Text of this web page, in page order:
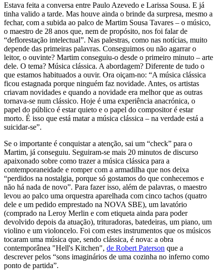
Estava feita a conversa entre Paulo Azevedo e Larissa Sousa. E já
tinha valido a tarde. Mas houve ainda o brinde da surpresa, mesmo a
fechar, com a subida ao palco de Martim Sousa Tavares – o músico,
o maestro de 28 anos que, nem de propósito, nos foi falar de
“deflorestação intelectual”. Nas palestras, como nas notícias, muito
depende das primeiras palavras. Conseguimos ou não agarrar o
leitor, o ouvinte? Martim conseguiu-o desde o primeiro minuto – arte
dele. O tema? Música clássica. A abordagem? Diferente de tudo o
que estamos habituados a ouvir. Ora oiçam-no: “A música clássica
ficou estagnada porque ninguém faz novidade. Antes, os artistas
criavam novidades e quando a novidade era melhor que as outras
tornava-se num clássico. Hoje é uma experiência anacrónica, o
papel do público é estar quieto e o papel do compositor é estar
morto. É isso que está matar a música clássica – na verdade está a
suicidar-se”.
Se o importante é conquistar a atenção, sai um “check” para o
Martim, já conseguiu. Seguiram-se mais 20 minutos de discurso
apaixonado sobre como trazer a música clássica para a
contemporaneidade e romper com a armadilha que nos deixa
“perdidos na nostalgia, porque só gostamos do que conhecemos e
não há nada de novo”. Para fazer isso, além de palavras, o maestro
levou ao palco uma orquestra aparelhada com cinco tachos (quatro
dele e um pedido emprestado na NOVA SBE), um lavatório
(comprado na Leroy Merlin e com etiqueta ainda para poder
devolvido depois da atuação), trituradoras, batedeiras, um piano, um
violino e um violoncelo. Foi com estes instrumentos que os músicos
tocaram uma música que, sendo clássica, é nova: a obra
contemporânea "Hell's Kitchen", de Robert Paterson que a
descrever pelos “sons imaginários de uma cozinha no inferno como
ponto de partida”.